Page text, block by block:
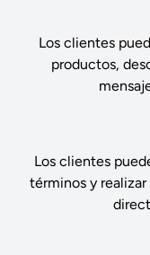
Los clientes
productos,
Los clientes
términos y